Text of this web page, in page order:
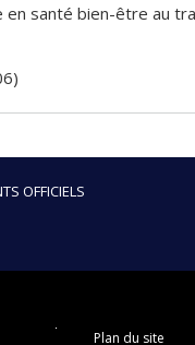
en santé bien-être au
OFFICIELS
Plan du site